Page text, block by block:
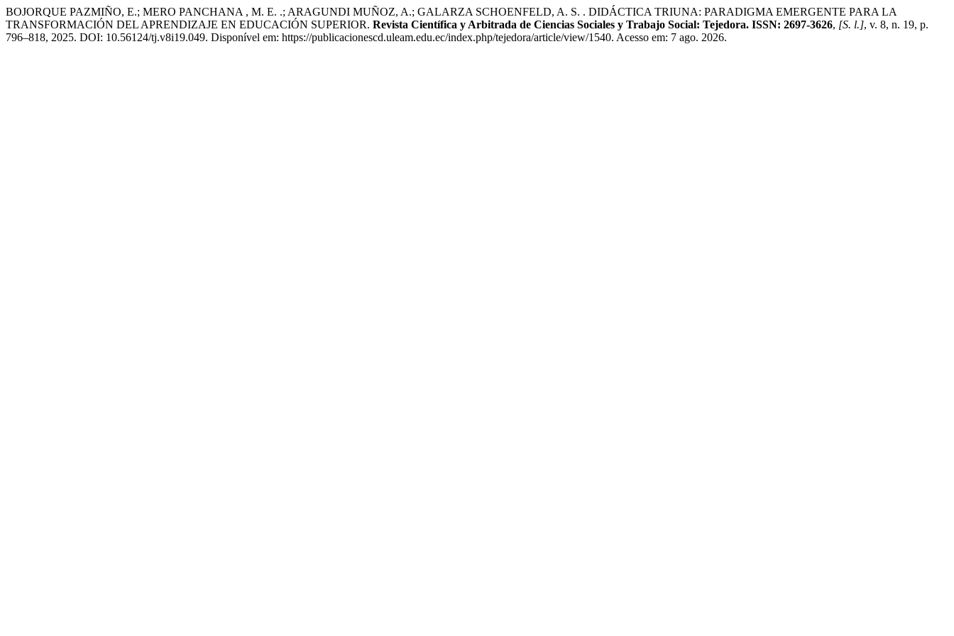
BOJORQUE PAZMIÑO, E.; MERO PANCHANA , M. E. .; ARAGUNDI MUÑOZ, A.; GALARZA SCHOENFELD, A. S. . DIDÁCTICA TRIUNA: PARADIGMA EMERGENTE PARA LA
TRANSFORMACIÓN DEL APRENDIZAJE EN EDUCACIÓN SUPERIOR. Revista Científica y Arbitrada de Ciencias Sociales y Trabajo Social: Tejedora. ISSN: 2697-3626, [S. l.], v. 8, n. 19, p.
796–818, 2025. DOI: 10.56124/tj.v8i19.049. Disponível em: https://publicacionescd.uleam.edu.ec/index.php/tejedora/article/view/1540. Acesso em: 7 ago. 2026.